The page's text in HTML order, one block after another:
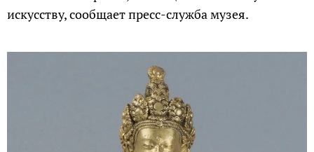
искусству, сообщает пресс-служба музея.